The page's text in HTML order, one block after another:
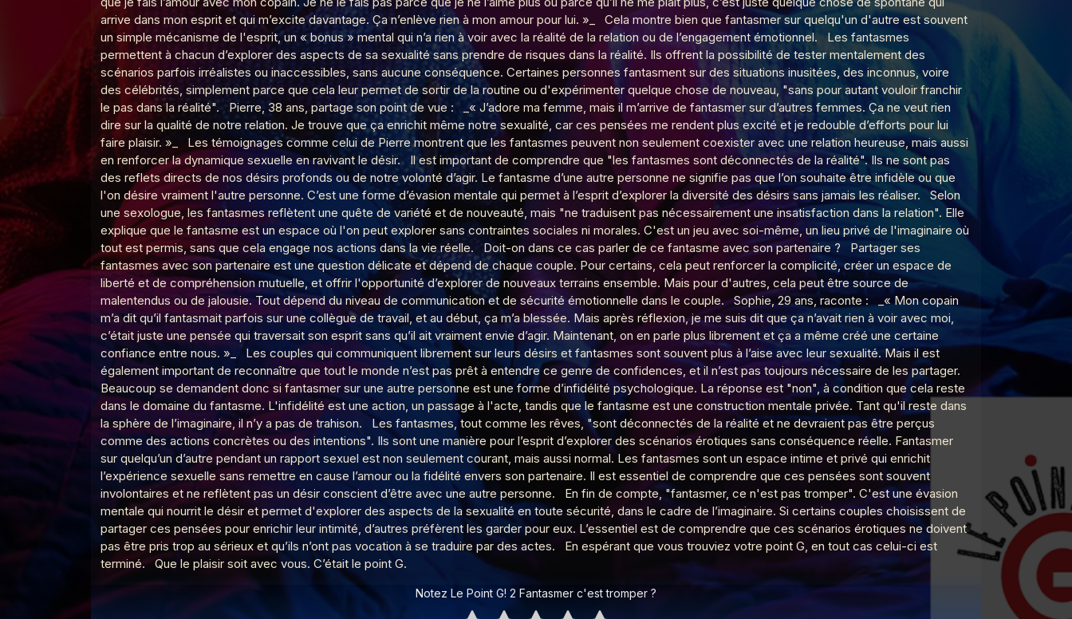
Le Poing G Le Point G! 2 Domination Soumission
Le Poing G Le point G! 2 Le plan à 3
Le Poing G Le Point G! 2 Le fantasme de l'inconnu(e)
Le Poing G Le Point G! 2 L'amour en public
Le Poing G Le point G! 2 Le fantasme de la plage
Le Poing G Le Point G! La laliophilie
Le Poing G Le Point G! 2 La sidérodromophilie
Le Poing G Le Point G! La soceraphilie
Le Poing G Le Point G! 2 La forniphilie
Le Point G! 2 L’autoscopophilie
arrive dans mon esprit et qui m’excite davantage. Ça n’enlève rien à mon amour pour lui. »_ Cela montre bien que fantasmer sur quelqu'un d'autre est souvent
un simple mécanisme de l'esprit, un « bonus » mental qui n’a rien à voir avec la réalité de la relation ou de l’engagement émotionnel. Les fantasmes
permettent à chacun d’explorer des aspects de sa sexualité sans prendre de risques dans la réalité. Ils offrent la possibilité de tester mentalement des
scénarios parfois irréalistes ou inaccessibles, sans aucune conséquence. Certaines personnes fantasment sur des situations inusitées, des inconnus, voire
des célébrités, simplement parce que cela leur permet de sortir de la routine ou d'expérimenter quelque chose de nouveau, "sans pour autant vouloir franchir
le pas dans la réalité". Pierre, 38 ans, partage son point de vue : _« J’adore ma femme, mais il m’arrive de fantasmer sur d’autres femmes. Ça ne veut rien
dire sur la qualité de notre relation. Je trouve que ça enrichit même notre sexualité, car ces pensées me rendent plus excité et je redouble d’efforts pour lui
faire plaisir. »_ Les témoignages comme celui de Pierre montrent que les fantasmes peuvent non seulement coexister avec une relation heureuse, mais aussi
en renforcer la dynamique sexuelle en ravivant le désir. Il est important de comprendre que "les fantasmes sont déconnectés de la réalité". Ils ne sont pas
des reflets directs de nos désirs profonds ou de notre volonté d’agir. Le fantasme d’une autre personne ne signifie pas que l’on souhaite être infidèle ou que
l'on désire vraiment l'autre personne. C’est une forme d’évasion mentale qui permet à l’esprit d’explorer la diversité des désirs sans jamais les réaliser. Selon
une sexologue, les fantasmes reflètent une quête de variété et de nouveauté, mais "ne traduisent pas nécessairement une insatisfaction dans la relation". Elle
explique que le fantasme est un espace où l'on peut explorer sans contraintes sociales ni morales. C'est un jeu avec soi-même, un lieu privé de l'imaginaire où
tout est permis, sans que cela engage nos actions dans la vie réelle. Doit-on dans ce cas parler de ce fantasme avec son partenaire ? Partager ses
fantasmes avec son partenaire est une question délicate et dépend de chaque couple. Pour certains, cela peut renforcer la complicité, créer un espace de
liberté et de compréhension mutuelle, et offrir l'opportunité d’explorer de nouveaux terrains ensemble. Mais pour d'autres, cela peut être source de
malentendus ou de jalousie. Tout dépend du niveau de communication et de sécurité émotionnelle dans le couple. Sophie, 29 ans, raconte : _« Mon copain
m’a dit qu’il fantasmait parfois sur une collègue de travail, et au début, ça m’a blessée. Mais après réflexion, je me suis dit que ça n’avait rien à voir avec moi,
c’était juste une pensée qui traversait son esprit sans qu’il ait vraiment envie d’agir. Maintenant, on en parle plus librement et ça a même créé une certaine
confiance entre nous. »_ Les couples qui communiquent librement sur leurs désirs et fantasmes sont souvent plus à l’aise avec leur sexualité. Mais il est
également important de reconnaître que tout le monde n’est pas prêt à entendre ce genre de confidences, et il n’est pas toujours nécessaire de les partager.
Beaucoup se demandent donc si fantasmer sur une autre personne est une forme d’infidélité psychologique. La réponse est "non", à condition que cela reste
dans le domaine du fantasme. L'infidélité est une action, un passage à l'acte, tandis que le fantasme est une construction mentale privée. Tant qu'il reste dans
la sphère de l’imaginaire, il n’y a pas de trahison. Les fantasmes, tout comme les rêves, "sont déconnectés de la réalité et ne devraient pas être perçus
comme des actions concrètes ou des intentions". Ils sont une manière pour l’esprit d’explorer des scénarios érotiques sans conséquence réelle. Fantasmer
sur quelqu’un d’autre pendant un rapport sexuel est non seulement courant, mais aussi normal. Les fantasmes sont un espace intime et privé qui enrichit
l’expérience sexuelle sans remettre en cause l’amour ou la fidélité envers son partenaire. Il est essentiel de comprendre que ces pensées sont souvent
involontaires et ne reflètent pas un désir conscient d’être avec une autre personne. En fin de compte, "fantasmer, ce n'est pas tromper". C'est une évasion
mentale qui nourrit le désir et permet d'explorer des aspects de la sexualité en toute sécurité, dans le cadre de l’imaginaire. Si certains couples choisissent de
partager ces pensées pour enrichir leur intimité, d’autres préfèrent les garder pour eux. L’essentiel est de comprendre que ces scénarios érotiques ne doivent
pas être pris trop au sérieux et qu’ils n’ont pas vocation à se traduire par des actes. En espérant que vous trouviez votre point G, en tout cas celui-ci est
terminé. Que le plaisir soit avec vous. C’était le point G.
Notez Le Point G! 2 Fantasmer c'est tromper ?